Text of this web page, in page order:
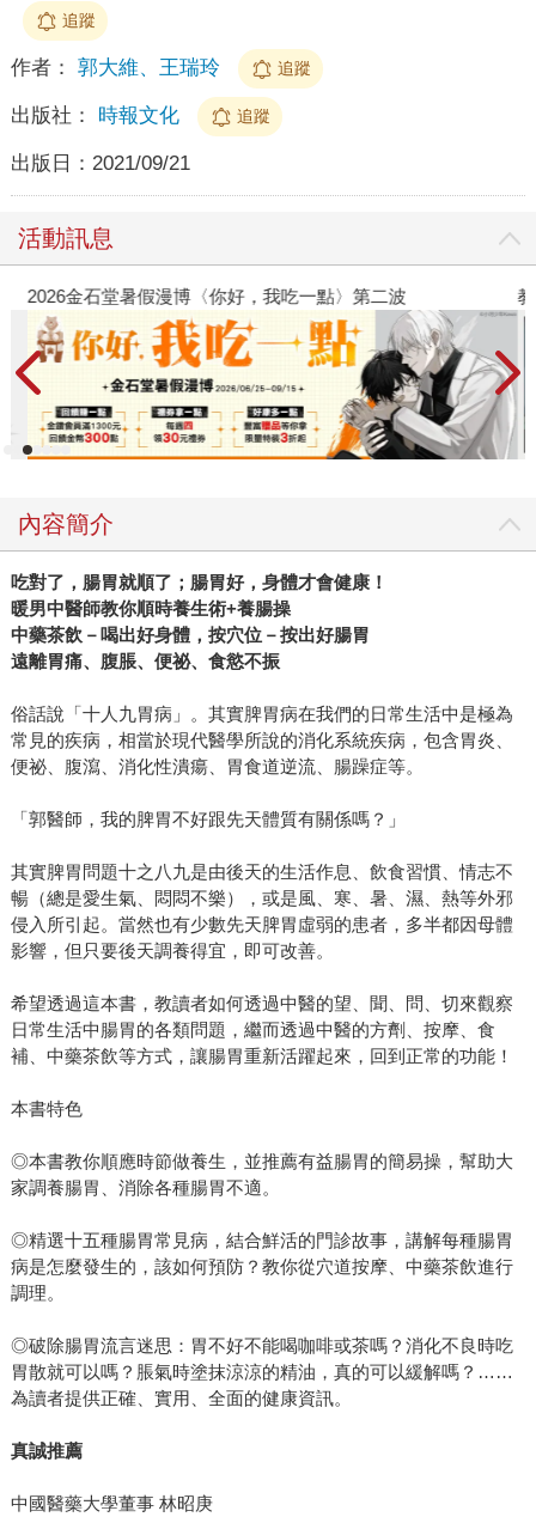
追蹤
作者： 郭大維、王瑞玲 追蹤
出版社： 時報文化 追蹤
出版日： 2021/09/21
活動訊息
2026金石堂暑假漫博〈你好，我吃一點〉第二波
內容簡介
吃對了，腸胃就順了；腸胃好，身體才會健康！
暖男中醫師教你順時養生術+養腸操
中藥茶飲－喝出好身體，按穴位－按出好腸胃
遠離胃痛、腹脹、便祕、食慾不振
俗話說「十人九胃病」。其實脾胃病在我們的日常生活中是極為
常見的疾病，相當於現代醫學所說的消化系統疾病，包含胃炎、
便祕、腹瀉、消化性潰瘍、胃食道逆流、腸躁症等。
「郭醫師，我的脾胃不好跟先天體質有關係嗎？」
其實脾胃問題十之八九是由後天的生活作息、飲食習慣、情志不
暢（總是愛生氣、悶悶不樂），或是風、寒、暑、濕、熱等外邪
侵入所引起。當然也有少數先天脾胃虛弱的患者，多半都因母體
影響，但只要後天調養得宜，即可改善。
希望透過這本書，教讀者如何透過中醫的望、聞、問、切來觀察
日常生活中腸胃的各類問題，繼而透過中醫的方劑、按摩、食
補、中藥茶飲等方式，讓腸胃重新活躍起來，回到正常的功能！
本書特色
◎本書教你順應時節做養生，並推薦有益腸胃的簡易操，幫助大
家調養腸胃、消除各種腸胃不適。
◎精選十五種腸胃常見病，結合鮮活的門診故事，講解每種腸胃
病是怎麼發生的，該如何預防？教你從穴道按摩、中藥茶飲進行
調理。
◎破除腸胃流言迷思：胃不好不能喝咖啡或茶嗎？消化不良時吃
胃散就可以嗎？脹氣時塗抹涼涼的精油，真的可以緩解嗎？……
為讀者提供正確、實用、全面的健康資訊。
真誠推薦
中國醫藥大學董事 林昭庚